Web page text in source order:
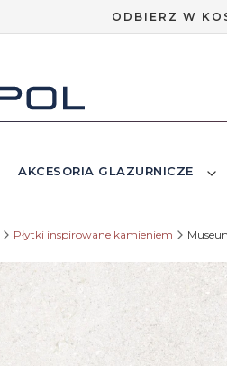
ODBIERZ W
AKCESORIA GLAZURNICZE
Płytki inspirowane kamieniem